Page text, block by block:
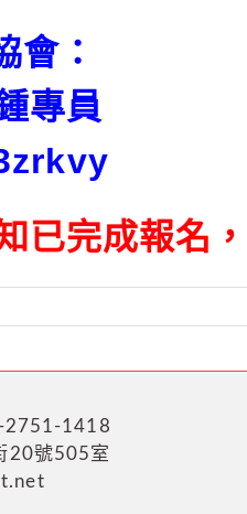
會：
專員
已完成報名
2751-1418
20號505室